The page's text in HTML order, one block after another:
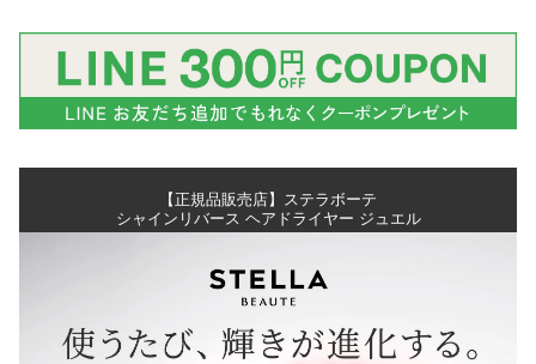
【正規品販売店】ステラボーテ
シャインリバース ヘアドライヤー ジュエル